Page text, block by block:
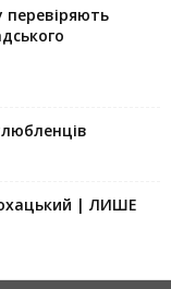
перевіряють
| ЛИШЕ